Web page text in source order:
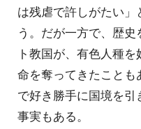
は残虐で許しがたい
う。だが一方で、歴
ト教国が、有色人種
命を奪ってきたこと
で好き勝手に国境を
事実もある。